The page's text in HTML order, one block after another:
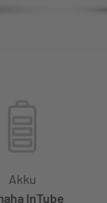
Akku
InTube